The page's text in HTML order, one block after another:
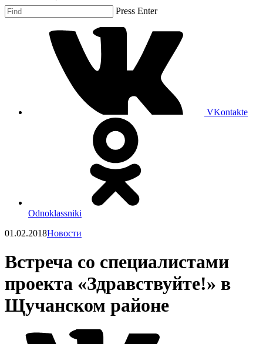
Press Enter
VKontakte
Odnoklassniki
01.02.2018Новости
Встреча со специалистами
проекта «Здравствуйте!» в
Щучанском районе